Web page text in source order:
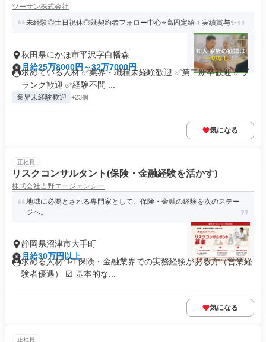
ツーサン株式会社
未経験◎土日祝休◎既契約者フォロー中心⭐高固定給＋実績賞与✨
秋田県にかほ市平沢字白幡森
月給25万8000円～32万7000円
求めている人材 ✅業界・職種未経験歓迎 ✅第二新卒歓迎 ✅ブ
ランク歓迎 ✅経験不問 ...
業界未経験歓迎 +23個
気になる
正社員
リスクコンサルタント(保険・金融経験を活かす)
株式会社吉野エージェンシー
地域に必要とされる専門家として、保険・金融の経験を次のステー
ジへ。
静岡県沼津市大手町
月給30万円以上
求める人材: ☑ 保険・金融業界での実務経験がある方（営業経
験者優遇） ☑ 基本的な...
気になる
正社員